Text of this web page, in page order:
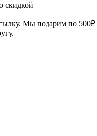
скидкой
Мы подарим по 500₽